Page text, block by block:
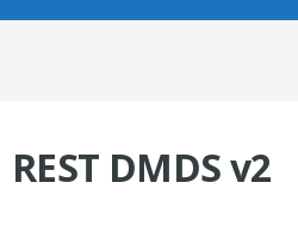
DMDS v2